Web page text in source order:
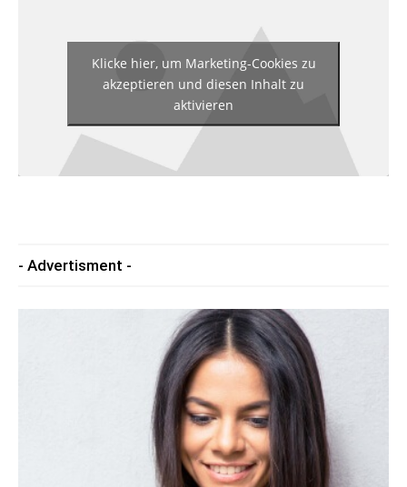
Klicke hier, um Marketing-Cookies zu
akzeptieren und diesen Inhalt zu
aktivieren
- Advertisment -